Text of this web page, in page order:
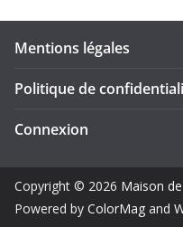
Mentions légales
Politique de
Connexion
Copyright © 2026 Maison
Powered by ColorMag and